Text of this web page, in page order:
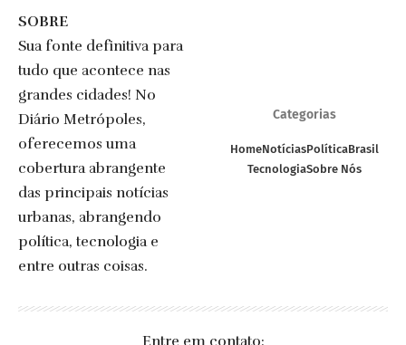
SOBRE
Sua fonte definitiva para
tudo que acontece nas
grandes cidades! No
Diário Metrópoles,
oferecemos uma
cobertura abrangente
das principais notícias
urbanas, abrangendo
política, tecnologia e
entre outras coisas.
Categorias
HomeNotíciasPolíticaBrasil
TecnologiaSobre Nós
Entre em contato: